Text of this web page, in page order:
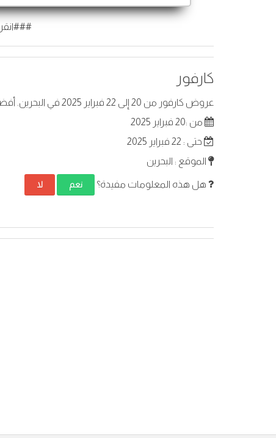
كارفور
عروض كارفور من 20 إلى 22 فبراير 2025 في البحرين. أفضل العروض على عناصر مختارة.
من :20 فبراير 2025
حتى : 22 فبراير 2025
الموقع : البحرين
هل هذه المعلومات مفيدة؟ نعم لا